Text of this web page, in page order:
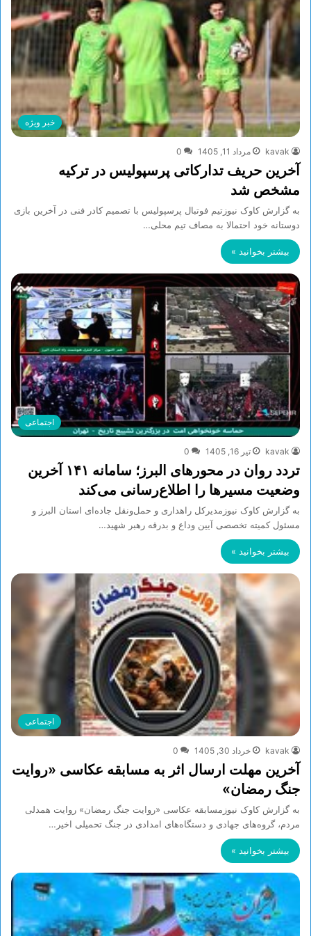
خبر ویژه
kavak مرداد 11, 1405 0
آخرین حریف تدارکاتی پرسپولیس در ترکیه
مشخص شد
به گزارش کاوک نیوزتیم فوتبال پرسپولیس با تصمیم کادر فنی در آخرین بازی
دوستانه خود احتمالا به مصاف تیم محلی…
بیشتر بخوانید »
اجتماعی
kavak تیر 16, 1405 0
تردد روان در محورهای البرز؛ سامانه ۱۴۱ آخرین
وضعیت مسیرها را اطلاع‌رسانی می‌کند
به گزارش کاوک نیوزمدیرکل راهداری و حمل‌ونقل جاده‌ای استان البرز و
مسئول کمیته تخصصی آیین وداع و بدرقه رهبر شهید…
بیشتر بخوانید »
اجتماعی
kavak خرداد 30, 1405 0
آخرین مهلت ارسال اثر به مسابقه عکاسی «روایت
جنگ رمضان»
به گزارش کاوک نیوزمسابقه عکاسی «روایت جنگ رمضان» روایت همدلی
مردم، گروه‌های جهادی و دستگاه‌های امدادی در جنگ تحمیلی اخیر…
بیشتر بخوانید »